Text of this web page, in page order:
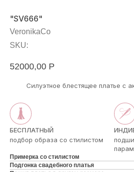
"SV666"
VeronikaCo
SKU:
52000,00 Р
Силуэтное блестящее платье с
БЕСПЛАТНЫЙ
подбор образа со стилистом
Примерка со стилистом
Подгонка свадебного платья